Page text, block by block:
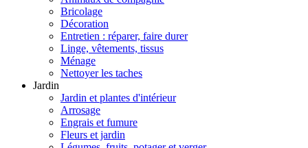
Bricolage
Décoration
Entretien : réparer, faire durer
Linge, vêtements, tissus
Ménage
Nettoyer les taches
Jardin
Jardin et plantes d'intérieur
Arrosage
Engrais et fumure
Fleurs et jardin